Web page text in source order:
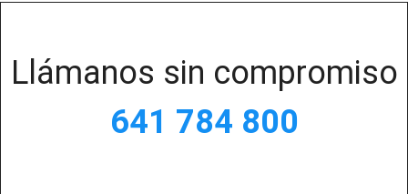
Llámanos sin compromiso
641 784 800